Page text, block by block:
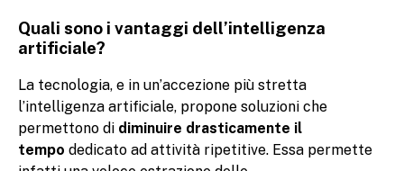
Quali sono i vantaggi dell’intelligenza
artificiale?
La tecnologia, e in un’accezione più stretta
l’intelligenza artificiale, propone soluzioni che
permettono di diminuire drasticamente il
tempo dedicato ad attività ripetitive. Essa permette